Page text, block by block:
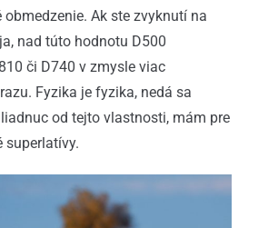
Ak ste zvyknutí na
nad túto hodnotu D500
či D740 v zmysle viac
Fyzika je fyzika, nedá sa
od tejto vlastnosti, mám pre
superlatívy.